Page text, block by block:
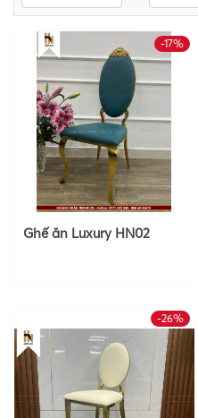
-17%
Ghế ăn Luxury HN02
-26%